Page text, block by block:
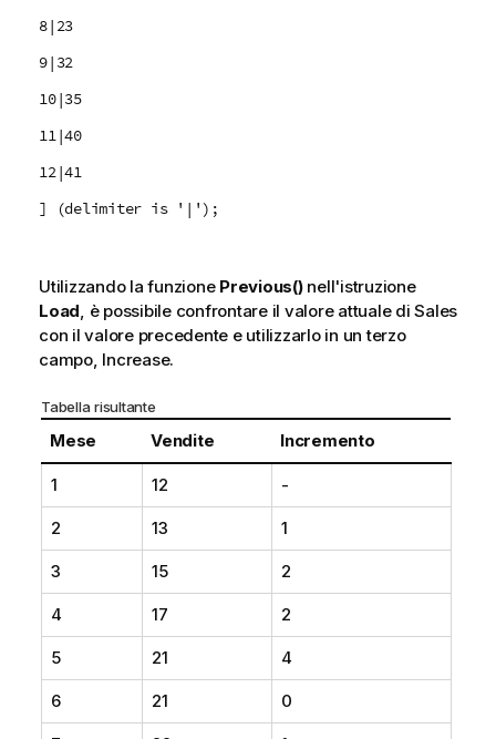
8|23
9|32
10|35
11|40
12|41
] (delimiter is '|');
Utilizzando la funzione Previous()nell'istruzione
Load , è possibile confrontare il valore attuale diSales
con il valore precedente e utilizzarlo in un terzo
campo, Increase.
Tabella risultante
Mese Vendite Incremento
1 12 -
2 13 1
3 15 2
4 17 2
5 21 4
6 21 0